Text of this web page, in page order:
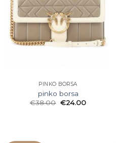
PINKO BORSA
pinko borsa
€38.00 €24.00